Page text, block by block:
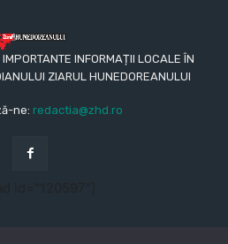
INFORMAȚII LOCALE ÎN
ZIARUL HUNEDOREANULUI
ne: redactia@zhd.ro